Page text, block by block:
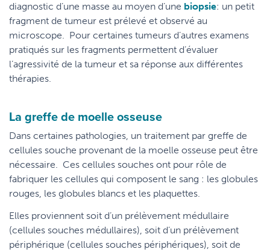
diagnostic d’une masse au moyen d’une biopsie: un petit
fragment de tumeur est prélevé et observé au
microscope. Pour certaines tumeurs d’autres examens
pratiqués sur les fragments permettent d’évaluer
l’agressivité de la tumeur et sa réponse aux différentes
thérapies.
La greffe de moelle osseuse
Dans certaines pathologies, un traitement par greffe de
cellules souche provenant de la moelle osseuse peut être
nécessaire. Ces cellules souches ont pour rôle de
fabriquer les cellules qui composent le sang : les globules
rouges, les globules blancs et les plaquettes.
Elles proviennent soit d’un prélèvement médullaire
(cellules souches médullaires), soit d’un prélèvement
périphérique (cellules souches périphériques), soit de